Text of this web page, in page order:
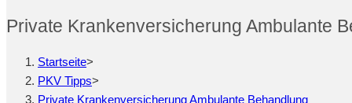
Private Krankenversicherung Ambulante
Startseite>
PKV Tipps>
Private Krankenversicherung Ambulante Behandlung